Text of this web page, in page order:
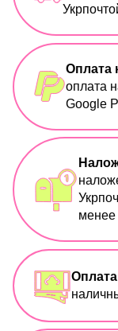
Оплата
оплата
Google
менее